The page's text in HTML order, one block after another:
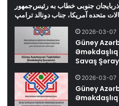
جنوبی خطاب به رئیس‌جمهور
متحده آمریکا، جناب دونالد ترامپ
2026-03-07
Güney
Əməkdaşlıq
Savaş
2026-03-07
Güney
Əməkdaşlıq